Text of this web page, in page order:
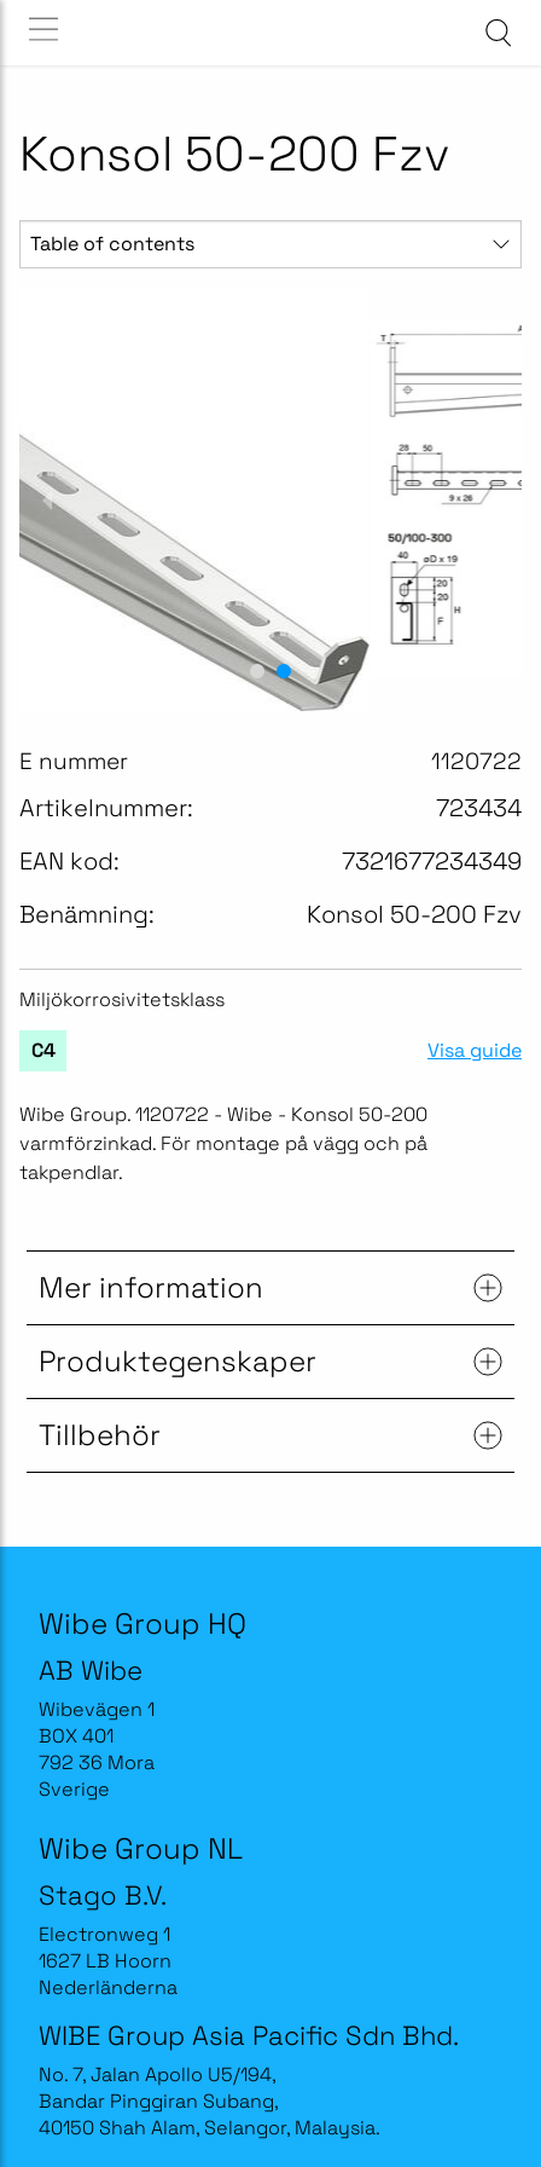
Konsol 50-200 Fzv
Table of contents
E nummer 1120722
Artikelnummer:
723434
EAN kod:
7321677234349
Benämning:
Konsol 50-200 Fzv
Miljökorrosivitetsklass
C4 Visa guide
Wibe Group. 1120722 - Wibe - Konsol 50-200
varmförzinkad. För montage på vägg och på
takpendlar.
Mer information
Produktegenskaper
Tillbehör
Wibe Group HQ
AB Wibe
Wibevägen 1
BOX 401
792 36 Mora
Sverige
Wibe Group NL
Stago B.V.
Electronweg 1
1627 LB Hoorn
Nederländerna
WIBE Group Asia Pacific Sdn Bhd.
No. 7, Jalan Apollo U5/194,
Bandar Pinggiran Subang,
40150 Shah Alam, Selangor, Malaysia.